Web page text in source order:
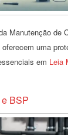
Manutenção de
uma
em Leia
BSP